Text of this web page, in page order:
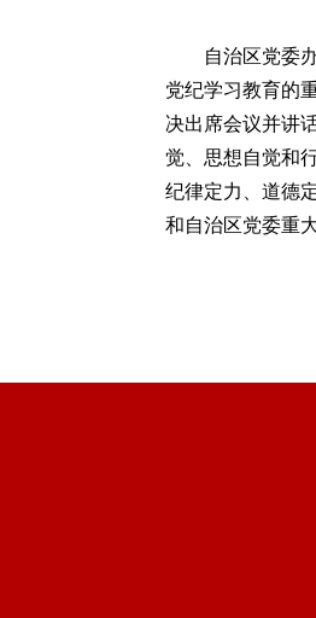
自治区党委办
党纪学习教育的
决出席会议并讲
觉、思想自觉和
纪律定力、道德
和自治区党委重